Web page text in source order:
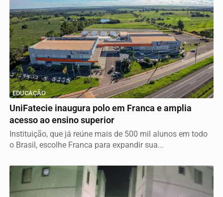
EDUCAÇÃO
UniFatecie inaugura polo em Franca e amplia
acesso ao ensino superior
Instituição, que já reúne mais de 500 mil alunos em todo
o Brasil, escolhe Franca para expandir sua...